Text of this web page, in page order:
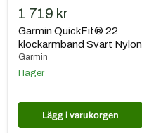
1 719 kr
Garmin QuickFit® 22
klockarmband Svart Nylon
Garmin
I lager
Lägg i varukorgen